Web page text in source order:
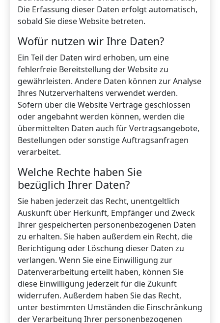
Die Erfassung dieser Daten erfolgt automatisch,
sobald Sie diese Website betreten.
Wofür nutzen wir Ihre Daten?
Ein Teil der Daten wird erhoben, um eine
fehlerfreie Bereitstellung der Website zu
gewährleisten. Andere Daten können zur Analyse
Ihres Nutzerverhaltens verwendet werden.
Sofern über die Website Verträge geschlossen
oder angebahnt werden können, werden die
übermittelten Daten auch für Vertragsangebote,
Bestellungen oder sonstige Auftragsanfragen
verarbeitet.
Welche Rechte haben Sie
bezüglich Ihrer Daten?
Sie haben jederzeit das Recht, unentgeltlich
Auskunft über Herkunft, Empfänger und Zweck
Ihrer gespeicherten personenbezogenen Daten
zu erhalten. Sie haben außerdem ein Recht, die
Berichtigung oder Löschung dieser Daten zu
verlangen. Wenn Sie eine Einwilligung zur
Datenverarbeitung erteilt haben, können Sie
diese Einwilligung jederzeit für die Zukunft
widerrufen. Außerdem haben Sie das Recht,
unter bestimmten Umständen die Einschränkung
der Verarbeitung Ihrer personenbezogenen